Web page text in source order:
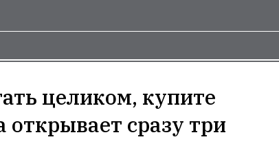
целиком, купите
сразу три